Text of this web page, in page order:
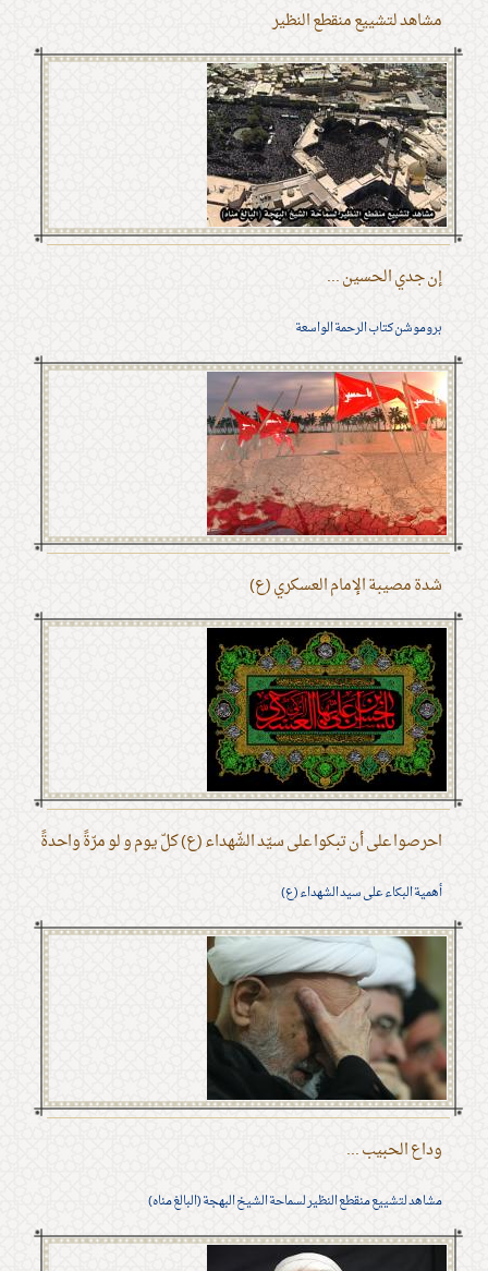
مشاهد لتشييع منقطع النظير
إن جدي الحسين ...
بروموشن كتاب الرحمة الواسعة
شدة مصيبة الإمام العسكري (ع)
احرصوا على أن تبكوا على سيّد الشّهداء (ع) كلّ يوم و لو مرّةً واحدةً
أهمية البكاء على سيد الشهداء (ع)
وداع الحبيب ...
مشاهد لتشييع منقطع النظير لسماحة الشيخ البهجة (البالغ مناه)